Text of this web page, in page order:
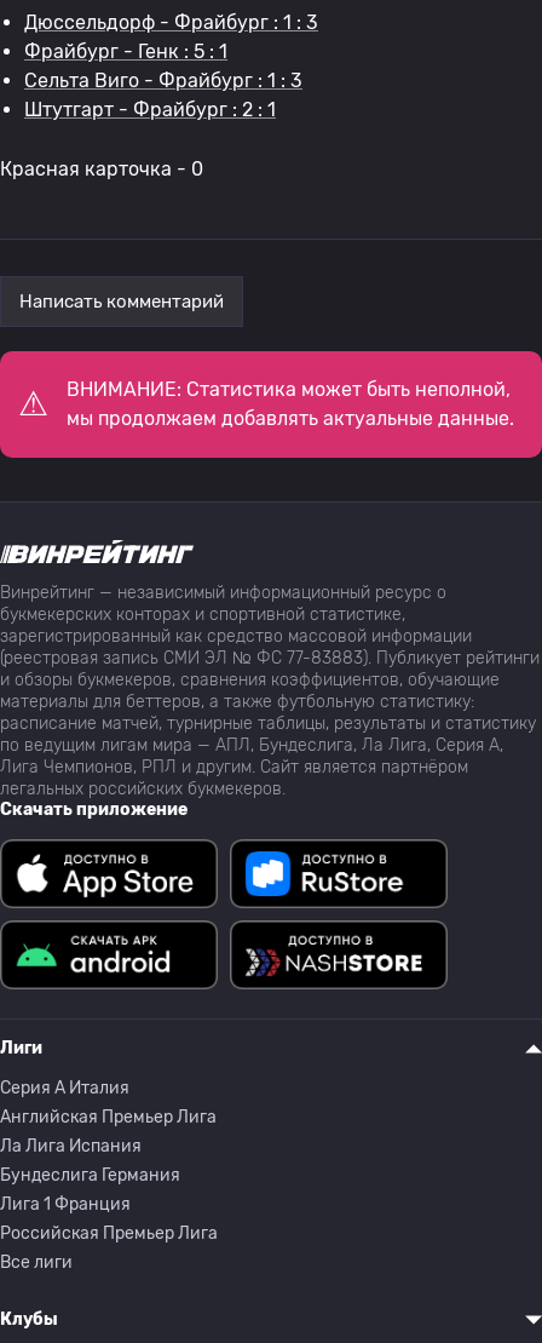
Дюссельдорф - Фрайбург : 1 : 3
Фрайбург - Генк : 5 : 1
Сельта Виго - Фрайбург : 1 : 3
Штутгарт - Фрайбург : 2 : 1
Красная карточка - 0
Написать комментарий
ВНИМАНИЕ: Статистика может быть неполной,
мы продолжаем добавлять актуальные данные.
Винрейтинг — независимый информационный ресурс о
букмекерских конторах и спортивной статистике,
зарегистрированный как средство массовой информации
(реестровая запись СМИ ЭЛ № ФС 77-83883). Публикует рейтинги
и обзоры букмекеров, сравнения коэффициентов, обучающие
материалы для беттеров, а также футбольную статистику:
расписание матчей, турнирные таблицы, результаты и статистику
по ведущим лигам мира — АПЛ, Бундеслига, Ла Лига, Серия А,
Лига Чемпионов, РПЛ и другим. Сайт является партнёром
легальных российских букмекеров.
Скачать приложение
Лиги
Серия A Италия
Английская Премьер Лига
Ла Лига Испания
Бундеслига Германия
Лига 1 Франция
Российская Премьер Лига
Все лиги
Клубы